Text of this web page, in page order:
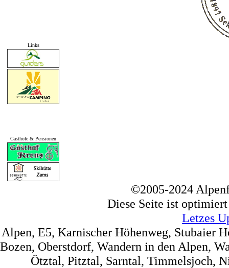
Links
Gasthöfe & Pensionen
©2005-2024
Diese Seite ist
Letzes
Alpen, E5, Karnischer Höhenweg, Stubaier
Bozen, Oberstdorf, Wandern in den Alpen,
Ötztal, Pitztal, Sarntal, Timmelsjoch,